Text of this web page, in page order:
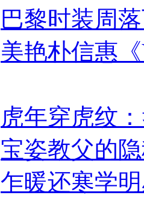
巴黎时装周
美艳朴信惠
虎年穿虎纹
宝姿教父的
乍暖还寒学